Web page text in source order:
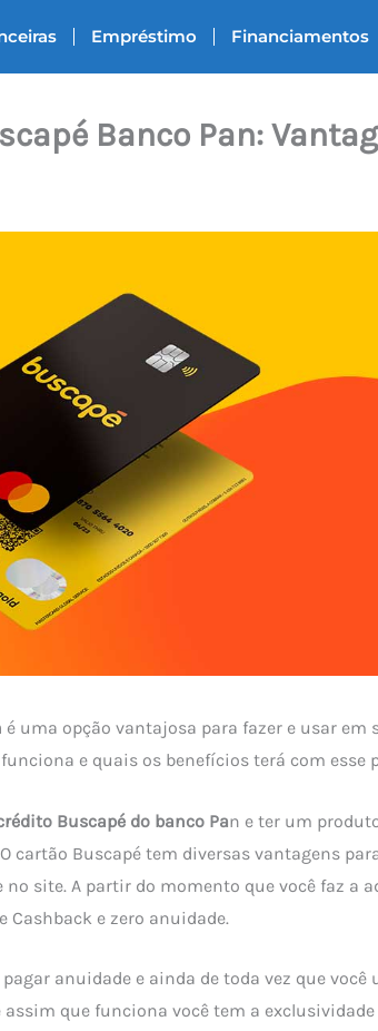
Empréstimo Financiamentos
Banco Pan:
é uma opção vantajosa para fazer e usar em
e quais os benefícios terá com esse
Buscapé do banco Pan e ter um
cartão Buscapé tem diversas vantagens
site. A partir do momento que você faz a
Cashback e zero anuidade.
anuidade e ainda de toda vez que você
que funciona você tem a